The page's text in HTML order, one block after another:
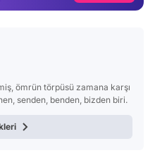
ömrün törpüsü zamana karşı
senden, benden, bizden biri.